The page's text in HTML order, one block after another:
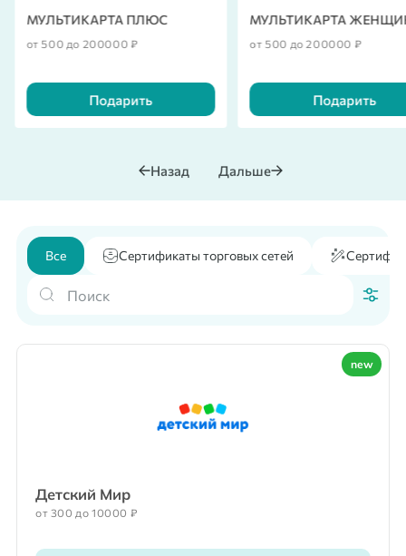
МУЛЬТИКАРТА ПЛЮС
от 500 до 200000 ₽
Подарить
МУЛЬТИКАРТА
от 500 до 200000 ₽
Подарить
Назад Дальше
Все Сертификаты торговых сетей
new
Детский Мир
от 300 до 10000 ₽